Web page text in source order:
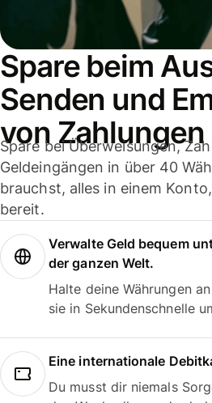
Spare beim
Senden und
von Zahlungen
Spare bei Überweisungen,
Geldeingängen in über 40
brauchst, alles in einem
bereit.
Verwalte Geld bequem
der ganzen Welt.
Halte deine Währungen
sie in Sekundenschnelle
Eine internationale
Du musst dir niemals